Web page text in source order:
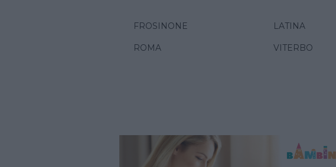
FROSINONE LATINA
ROMA VITERBO